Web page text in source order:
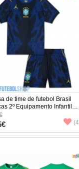
de time de futebol Brasil
2º Equipamento Infantil
2026 Manga Curta (+ Calças